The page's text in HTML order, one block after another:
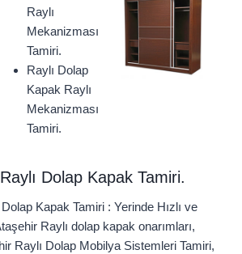
Raylı
Mekanizması
Tamiri.
Raylı Dolap
Kapak Raylı
Mekanizması
Tamiri.
Dolap Kapak Tamiri.
Kapak Tamiri : Yerinde Hızlı ve
Raylı dolap kapak onarımları,
Raylı Dolap Mobilya Sistemleri Tamiri,